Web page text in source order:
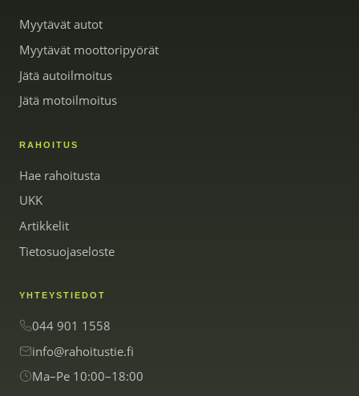
Myytävät autot
Myytävät moottoripyörät
Jätä autoilmoitus
Jätä motoilmoitus
RAHOITUS
Hae rahoitusta
UKK
Artikkelit
Tietosuojaseloste
YHTEYSTIEDOT
044 901 1558
info@rahoitustie.fi
Ma–Pe 10:00–18:00